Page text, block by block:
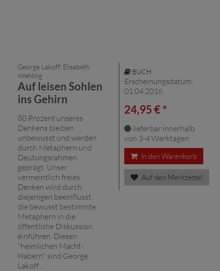
George Lakoff, Elisabeth
Wehling
Auf leisen Sohlen
ins Gehirn
80 Prozent unseres
Denkens bleiben
unbewusst und werden
durch Metaphern und
Deutungsrahmen
geprägt. Unser
vermeintlich freies
Denken wird durch
diejenigen beeinflusst,
die bewusst bestimmte
Metaphern in die
öffentliche Diskussion
einführen. Diesen
"heimlichen Macht-
Habern" sind George
Lakoff ...
BUCH
Erscheinungsdatum:
01.04.2016
24,95 € *
lieferbar innerhalb
von 3-4 Werktagen
In den Warenkorb
Auf den Merkzettel